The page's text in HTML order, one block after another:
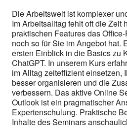
Die Arbeitswelt ist komplexer
Im Arbeitsalltag fehlt oft die Zeit
praktischen Features das
noch so für Sie im Angebot hat.
ersten Einblick in die Basics zu
ChatGPT. In unserem Kurs
im Alltag zeiteffizient einsetzen,
besser organisieren und die
verbessern. Das aktive Online
Outlook ist ein pragmatischer
Expertenschulung. Praktische
Inhalte des Seminars